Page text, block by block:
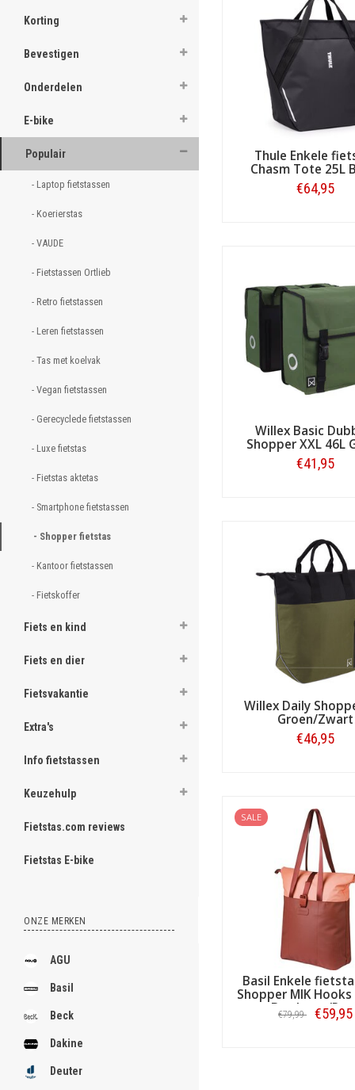
Korting
Bevestigen
Onderdelen
E-bike
Populair
- Laptop fietstassen
- Koerierstas
- VAUDE
- Fietstassen Ortlieb
- Retro fietstassen
- Leren fietstassen
- Tas met koelvak
- Vegan fietstassen
- Gerecyclede fietstassen
- Luxe fietstas
- Fietstas aktetas
- Smartphone fietstassen
- Shopper fietstas
- Kantoor fietstassen
- Fietskoffer
Fiets en kind
Fiets en dier
Fietsvakantie
Extra's
Info fietstassen
Keuzehulp
Fietstas.com reviews
Fietstas E-bike
ONZE MERKEN
AGU
Basil
Beck
Dakine
Deuter
ghost
ghost
ghost
ghost
ghost
ghost
.
.
.
.
.
.
.
Inhoud van een shopper
Shoppers zijn er in
grotere tassen met een
Een voorbeeld van deze
Enkele shopper of
Naast een ruim hoofdvak
opbergen van sleutels of
handgrepen, zodat u de
is niet te zien dat de
controleer bij een
tussen de drager en de accu.
geen probleem is. De
fietstassen ook
Een dubbele shopper
bevestigt een dubbele
MIK of Racktime. Er zijn
Fietsshoppers voor
Naast enkele en dubbele
Thule Enkele
Chasm Tote 25L
€64,95
Willex Basic
Shopper XXL 46L
€41,95
Willex Daily
Groen/Zwart
€46,95
SALE
Basil Enkele
Shopper MIK Hooks
Bordeaux/Roze
€79,99 €59,95